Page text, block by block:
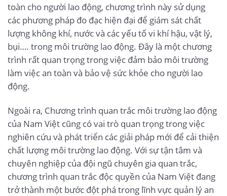
toàn cho người lao động, chương trình này sử dụng
các phương pháp đo đạc hiện đại để giám sát chất
lượng không khí, nước và các yếu tố vi khí hậu, vật lý,
bụi…. trong môi trường lao động. Đây là một chương
trình rất quan trọng trong việc đảm bảo môi trường
làm việc an toàn và bảo vệ sức khỏe cho người lao
động.
Ngoài ra, Chương trình quan trắc môi trường lao động
của Nam Việt cũng có vai trò quan trọng trong việc
nghiên cứu và phát triển các giải pháp mới để cải thiện
chất lượng môi trường lao động. Với sự tận tâm và
chuyên nghiệp của đội ngũ chuyên gia quan trắc,
chương trình quan trắc độc quyền của Nam Việt đang
trở thành một bước đột phá trong lĩnh vực quản lý an